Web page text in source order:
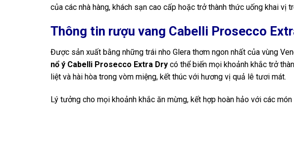
của các nhà hàng, khách sạn cao cấp hoặc trở thành thức uống khai vị
Thông tin rượu vang Cabelli Prosecco
Được sản xuất bằng những trái nho Glera thơm ngon nhất của vùng
nổ ý Cabelli Prosecco Extra Dry có thể biến mọi khoảnh khắc trở
liệt và hài hòa trong vòm miệng, kết thúc với hương vị quả lê tươi mát.
Lý tưởng cho mọi khoảnh khắc ăn mừng, kết hợp hoàn hảo với các món